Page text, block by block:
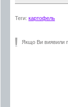
Теги: картофель
Якщо Ви виявили